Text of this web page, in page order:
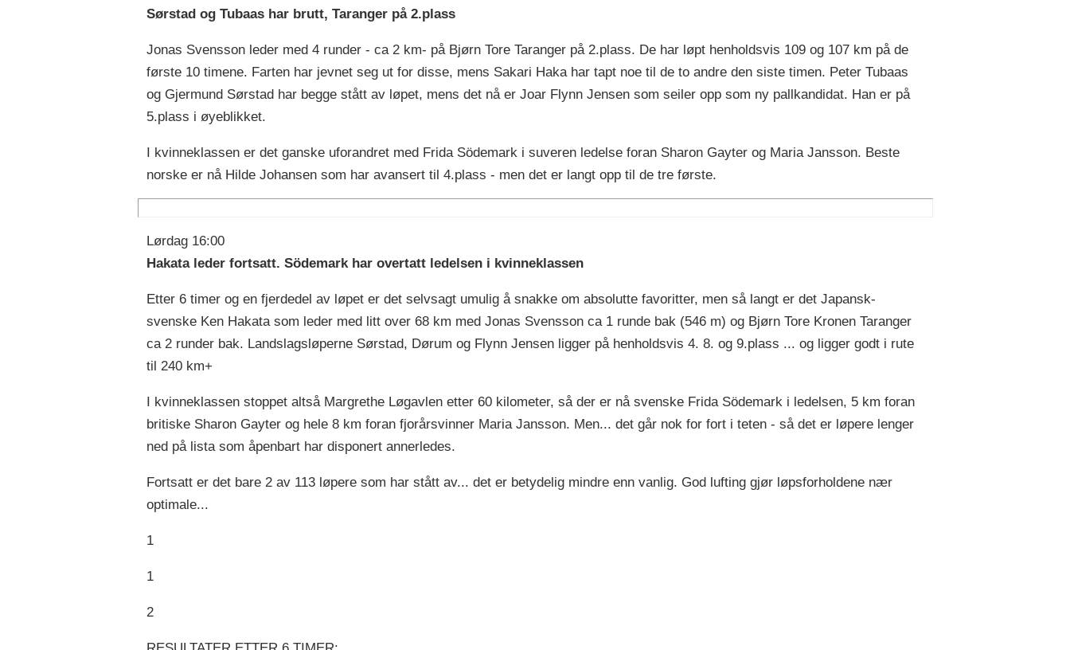
Sørstad og Tubaas har brutt, Taranger på 2.plass
Jonas Svensson leder med 4 runder - ca 2 km- på Bjørn Tore Taranger på 2.plass. De har løpt henholdsvis 109 og 107 km på de
første 10 timene. Farten har jevnet seg ut for disse, mens Sakari Haka har tapt noe til de to andre den siste timen. Peter Tubaas
og Gjermund Sørstad har begge stått av løpet, mens det nå er Joar Flynn Jensen som seiler opp som ny pallkandidat. Han er på
5.plass i øyeblikket.
I kvinneklassen er det ganske uforandret med Frida Södemark i suveren ledelse foran Sharon Gayter og Maria Jansson. Beste
norske er nå Hilde Johansen som har avansert til 4.plass - men det er langt opp til de tre første.
Lørdag 16:00
Hakata leder fortsatt. Södemark har overtatt ledelsen i kvinneklassen
Etter 6 timer og en fjerdedel av løpet er det selvsagt umulig å snakke om absolutte favoritter, men så langt er det Japansk-
svenske Ken Hakata som leder med litt over 68 km med Jonas Svensson ca 1 runde bak (546 m) og Bjørn Tore Kronen Taranger
ca 2 runder bak. Landslagsløperne Sørstad, Dørum og Flynn Jensen ligger på henholdsvis 4. 8. og 9.plass ... og ligger godt i rute
til 240 km+
I kvinneklassen stoppet altså Margrethe Løgavlen etter 60 kilometer, så der er nå svenske Frida Södemark i ledelsen, 5 km foran
britiske Sharon Gayter og hele 8 km foran fjorårsvinner Maria Jansson. Men... det går nok for fort i teten - så det er løpere lenger
ned på lista som åpenbart har disponert annerledes.
Fortsatt er det bare 2 av 113 løpere som har stått av... det er betydelig mindre enn vanlig. God lufting gjør løpsforholdene nær
optimale...
1
1
2